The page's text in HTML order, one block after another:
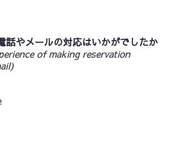
話やメールの対応はいかがでしたか
of making reservation